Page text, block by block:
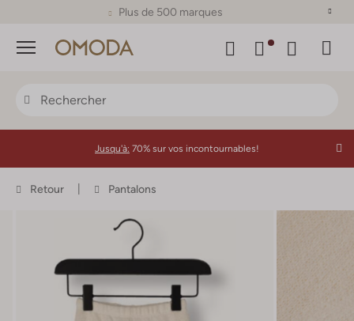
Plus de 500 marques
Menu
Jusqu'à: 70% sur vos incontournables!
Retour Pantalons